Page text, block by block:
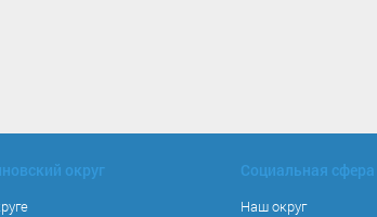
округ Социальная сфера
Наш округ